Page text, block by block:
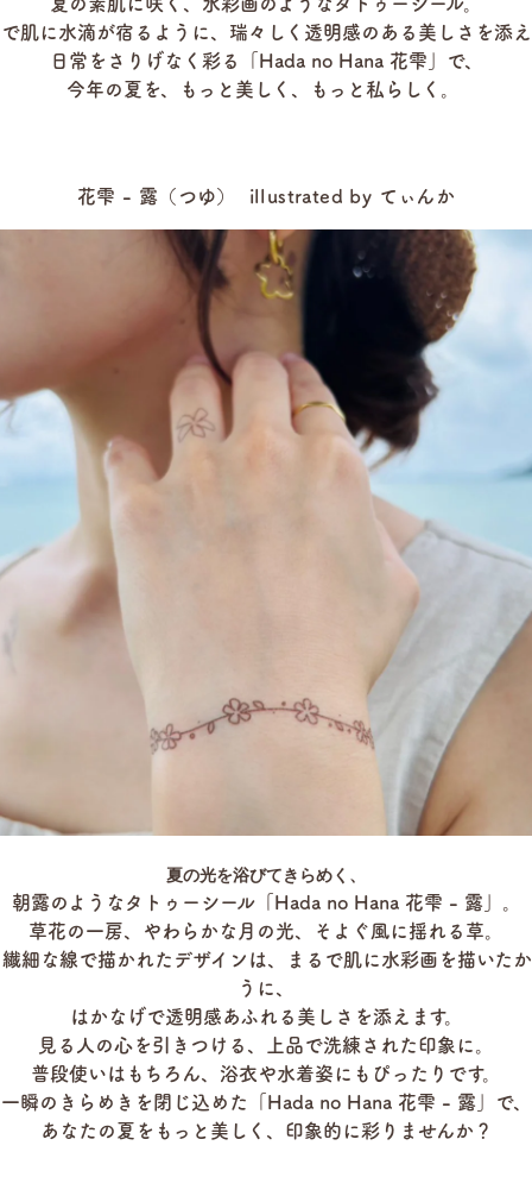
肌に水滴が宿るように、瑞々しく透明感のある美しさを添
日常をさりげなく彩る「Hada no Hana 花雫」で、
今年の夏を、もっと美しく、もっと私らしく。
花雫 - 露（つゆ） illustrated by てぃんか
夏の光を浴びてきらめく、
朝露のようなタトゥーシール「Hada no Hana 花雫 - 露」。
草花の一房、やわらかな月の光、そよぐ風に揺れる草。
細な線で描かれたデザインは、まるで肌に水彩画を描いた
うに、
はかなげで透明感あふれる美しさを添えます。
見る人の心を引きつける、上品で洗練された印象に。
普段使いはもちろん、浴衣や水着姿にもぴったりです。
一瞬のきらめきを閉じ込めた「Hada no Hana 花雫 - 露」で、
あなたの夏をもっと美しく、印象的に彩りませんか？